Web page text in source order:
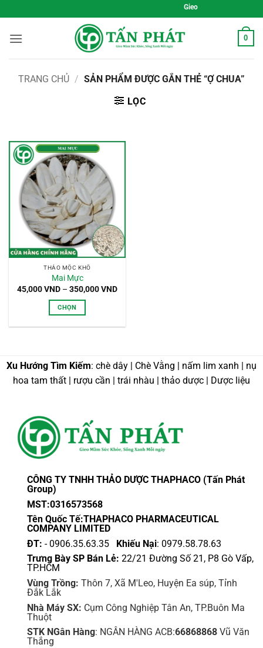
qua
nội
Gieo Mầm Sức Khỏe,
0
TRANG CHỦ / SẢN PHẨM ĐƯỢC GẮN THẺ “Ợ CHUA”
LỌC
THẢO MỘC KHÔ
Mai Mực
45,000VND – 350,000VNDKhoảng
350,000 VND
CHỌN
nhiều
biến
chọn
có
chọn
trang
sản
phẩm
Xu Hướng Tìm Kiếm: chè dây | Chè Vằng | nấm lim xanh | nụ
hoa tam thất | rượu cần | trái nhàu | thảo dược | Dược liệu
CÔNG TY TNHH THẢO DƯỢC THAPHACO (Tấn Phát
Group)
MST:0316573568
Tên Quốc Tế:THAPHACO PHARMACEUTICAL
COMPANY LIMITED
ĐT: - 0906.35.63.35 Khiếu Nại: 0979.58.78.63
Trưng Bày SP Bán Lẻ: 22/21 Đường Số 21, P8 Gò Vấp,
TP.HCM
Vùng Trồng: Thôn 7, Xã M'Leo, Huyện Ea súp, Tỉnh
Đắk Lắk
Nhà Máy SX: Cụm Công Nghiệp Tân An, TP.Buôn Ma
Thuột
STK NGân Hàng: NGÂN HÀNG ACB:66868868Vũ Văn
Thắng